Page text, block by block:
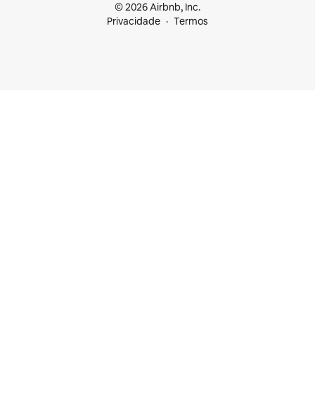
© 2026 Airbnb, Inc.
Privacidade
Termos